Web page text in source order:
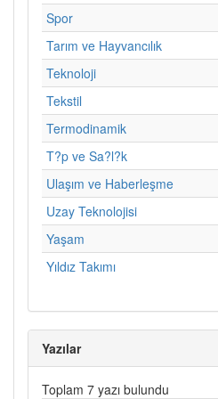
Spor
Tarım ve Hayvancılık
Teknoloji
Tekstil
Termodinamik
T?p ve Sa?l?k
Ulaşım ve Haberleşme
Uzay Teknolojisi
Yaşam
Yıldız Takımı
Yazılar
Toplam 7 yazı bulundu